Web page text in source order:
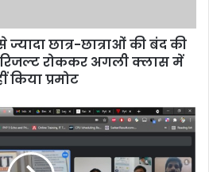
छात्र-छात्राओं की बंद की
रोककर अगली क्लास में
किया प्रमोट